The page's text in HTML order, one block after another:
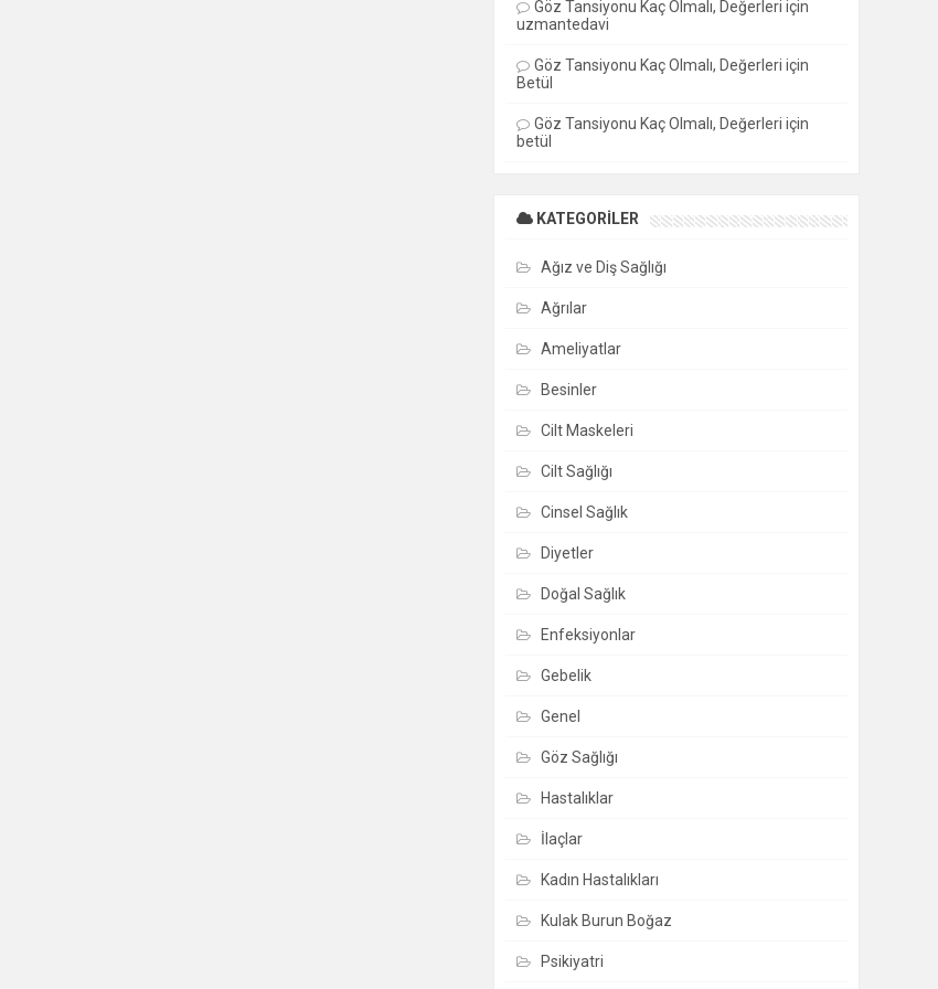
Göz Tansiyonu Kaç Olmalı, Değerleri için
uzmantedavi
Göz Tansiyonu Kaç Olmalı, Değerleri için
Betül
Göz Tansiyonu Kaç Olmalı, Değerleri için
betül
KATEGORILER
Ağız ve Diş Sağlığı
Ağrılar
Ameliyatlar
Besinler
Cilt Maskeleri
Cilt Sağlığı
Cinsel Sağlık
Diyetler
Doğal Sağlık
Enfeksiyonlar
Gebelik
Genel
Göz Sağlığı
Hastalıklar
İlaçlar
Kadın Hastalıkları
Kulak Burun Boğaz
Psikiyatri